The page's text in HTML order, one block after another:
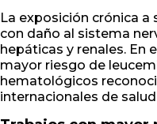
La exposición crónica
con daño al sistema
hepáticas y renales. En
mayor riesgo de
hematológicos
internacionales de